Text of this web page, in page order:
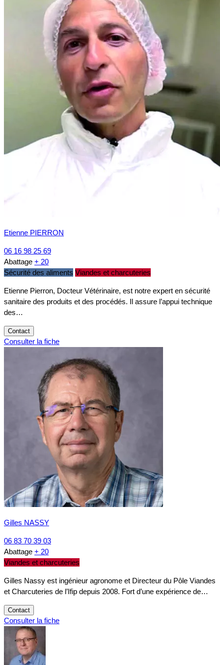
Etienne PIERRON
06 16 98 25 69
Abattage + 20
Sécurité des aliments Viandes et charcuteries
Etienne Pierron, Docteur Vétérinaire, est notre expert en sécurité
sanitaire des produits et des procédés. Il assure l’appui technique
des…
Contact
Consulter la fiche
Gilles NASSY
06 83 70 39 03
Abattage + 20
Viandes et charcuteries
Gilles Nassy est ingénieur agronome et Directeur du Pôle Viandes
et Charcuteries de l’Ifip depuis 2008. Fort d’une expérience de…
Contact
Consulter la fiche